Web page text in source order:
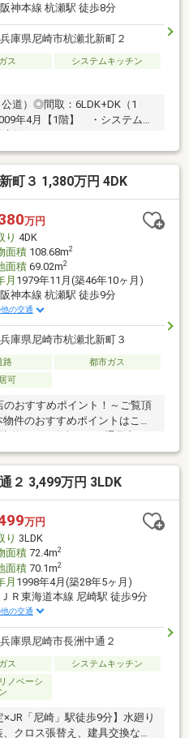
阪神本線 杭瀬駅 徒歩8分
兵庫県尼崎市杭瀬北新町２
ス
システムキッチン
道）◎間取：6LDK+DK（1
年4月【1階】 ・システムキ
事 ・玄関床タイル張替等【2
新規交換2012年12月 ・屋根
宅であり、建物については区
建築の際は隣接地建物との切
町３ 1,380万円 4DK
万円
り 4DK
面積108.68m2
面積69.02m2
月 1979年11月(築46年10ヶ月)
阪神本線 杭瀬駅 徒歩9分
の交通
兵庫県尼崎市杭瀬北新町３
路
都市ガス
可
おすすめポイント！～ご覧頂
件のおすすめポイントはこち
●2沿線3駅利用可能！＜立地＞
約9分お気軽にお問い合わせく
ついて＞●センチュリー21ラ
ーズに寄り添い、大切なお住
ます！●リフォームのご相談
るお悩み等、なんでもお気軽
２ 3,499万円 3LDK
万円
り 3LDK
面積72.4m2
面積70.1m2
月 1998年4月(築28年5ヶ月)
ＪＲ東海道本線 尼崎駅 徒歩9分
の交通
兵庫県尼崎市長洲中通２
ス システムキッチン
ノベーシ
×JR「尼崎」駅徒歩9分】水廻り
クロス張替え、建具交換な